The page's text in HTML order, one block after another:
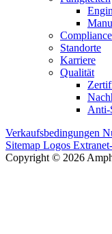
Standorte
Karriere
Qualität
Anti-
Verkaufsbedingungen
Sitemap Logos
Copyright © 2026